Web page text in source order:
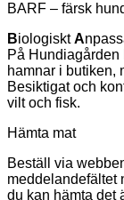
BARF – färsk
BiologisktA
På Hundiagården
hamnar i butiken,
Besiktigat och
vilt och fisk.
Hämta mat
Beställ via
meddelandefältet
du kan hämta det